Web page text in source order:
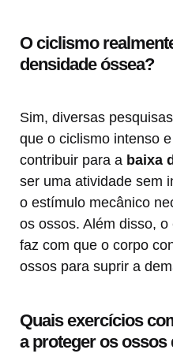
O ciclismo
densidade óssea?
Sim, diversas
que o ciclismo intenso
contribuir para a baixa
ser uma atividade sem
o estímulo mecânico
os ossos. Além disso,
faz com que o corpo
ossos para suprir a
Quais exercícios
a proteger os ossos